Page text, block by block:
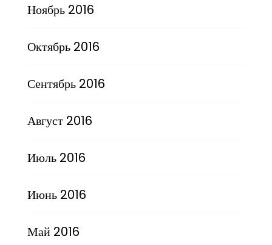
Ноябрь 2016
Октябрь 2016
Сентябрь 2016
Август 2016
Июль 2016
Июнь 2016
Май 2016